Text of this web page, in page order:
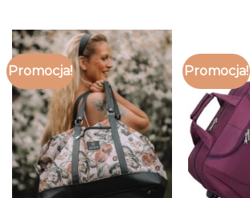
Promocja! Promocja!